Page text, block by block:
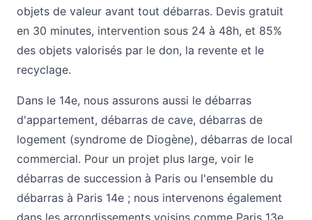
objets de valeur avant tout débarras. Devis gratuit
en 30 minutes, intervention sous 24 à 48h, et 85%
des objets valorisés par le don, la revente et le
recyclage.
Dans le 14e, nous assurons aussi le débarras
d'appartement, débarras de cave, débarras de
logement (syndrome de Diogène), débarras de local
commercial. Pour un projet plus large, voir le
débarras de succession à Paris ou l'ensemble du
débarras à Paris 14e ; nous intervenons également